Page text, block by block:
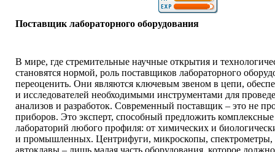
Поставщик лабораторного оборудования
В мире, где стремительные научные открытия и
становятся нормой, роль поставщиков лабораторного
переоценить. Они являются ключевым звеном в цепи,
и исследователей необходимыми инструментами для
анализов и разработок. Современный поставщик – это не
приборов. Это эксперт, способный предложить
лабораторий любого профиля: от химических и
и промышленных. Центрифуги, микроскопы, спектрометры,
автоклавы – лишь малая часть оборудования, которое должно